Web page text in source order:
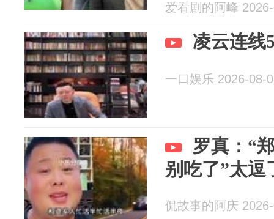
爱看剧的阿峰
凌云连线
一口娱乐 2026-08-
罗真：“
别吃了”太逗
侃故事的阿庆